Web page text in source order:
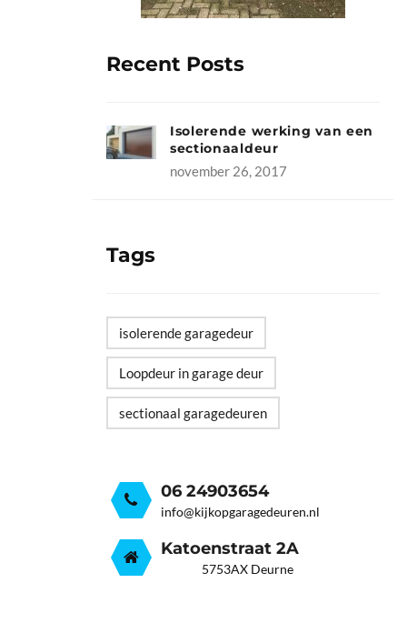
Recent Posts
Isolerende werking van een
sectionaaldeur
november 26, 2017
Tags
isolerende garagedeur
Loopdeur in garage deur
sectionaal garagedeuren
06 24903654
info@kijkopgaragedeuren.nl
Katoenstraat 2A
5753AX Deurne